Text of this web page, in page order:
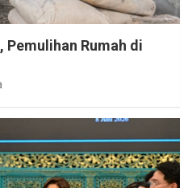
Rumah di